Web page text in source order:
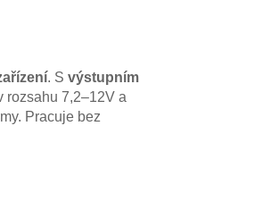
. S výstupním
rozsahu 7,2–12V a
Pracuje bez